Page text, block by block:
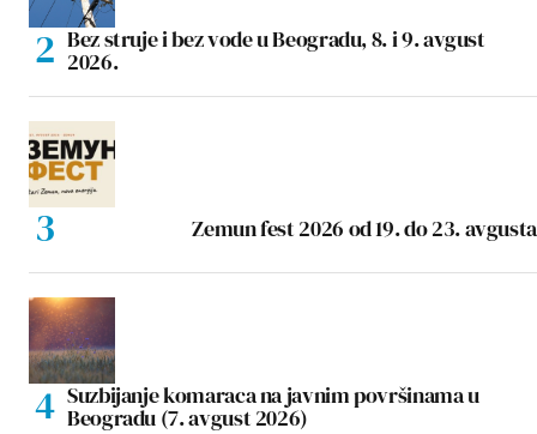
Bez struje i bez vode u Beogradu, 8. i 9. avgust
2026.
Zemun fest 2026 od 19. do 23. avgusta
Suzbijanje komaraca na javnim površinama u
Beogradu (7. avgust 2026)